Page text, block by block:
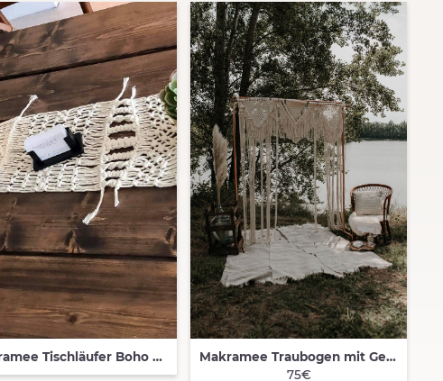
QUICK VIEW Makramee Tischläufer Boho Deko für dein Event Hochzeit JGA Geburtstag QUICK VIEW
Makramee Traubogen mit Gestell
75€